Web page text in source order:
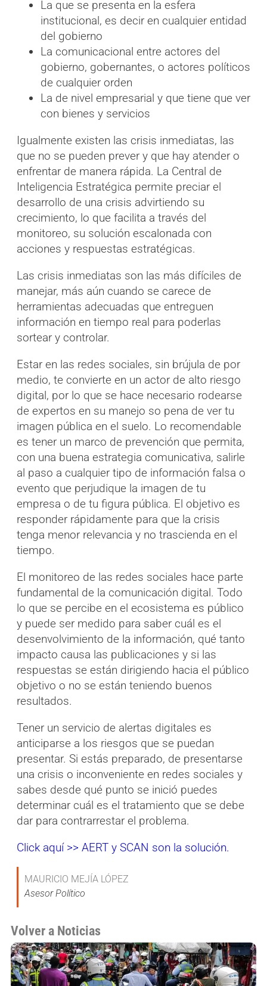
La que se presenta en la esfera
institucional, es decir en cualquier entidad
del gobierno
La comunicacional entre actores del
gobierno, gobernantes, o actores políticos
de cualquier orden
La de nivel empresarial y que tiene que ver
con bienes y servicios
Igualmente existen las crisis inmediatas, las
que no se pueden prever y que hay atender o
enfrentar de manera rápida. La Central de
Inteligencia Estratégica permite preciar el
desarrollo de una crisis advirtiendo su
crecimiento, lo que facilita a través del
monitoreo, su solución escalonada con
acciones y respuestas estratégicas.
Las crisis inmediatas son las más difíciles de
manejar, más aún cuando se carece de
herramientas adecuadas que entreguen
información en tiempo real para poderlas
sortear y controlar.
Estar en las redes sociales, sin brújula de por
medio, te convierte en un actor de alto riesgo
digital, por lo que se hace necesario rodearse
de expertos en su manejo so pena de ver tu
imagen pública en el suelo. Lo recomendable
es tener un marco de prevención que permita,
con una buena estrategia comunicativa, salirle
al paso a cualquier tipo de información falsa o
evento que perjudique la imagen de tu
empresa o de tu figura pública. El objetivo es
responder rápidamente para que la crisis
tenga menor relevancia y no trascienda en el
tiempo.
El monitoreo de las redes sociales hace parte
fundamental de la comunicación digital. Todo
lo que se percibe en el ecosistema es público
y puede ser medido para saber cuál es el
desenvolvimiento de la información, qué tanto
impacto causa las publicaciones y si las
respuestas se están dirigiendo hacia el público
objetivo o no se están teniendo buenos
resultados.
Tener un servicio de alertas digitales es
anticiparse a los riesgos que se puedan
presentar. Si estás preparado, de presentarse
una crisis o inconveniente en redes sociales y
sabes desde qué punto se inició puedes
determinar cuál es el tratamiento que se debe
dar para contrarrestar el problema.
Click aquí >> AERT y SCAN son la solución.
MAURICIO MEJÍA LÓPEZ
Asesor Político
Volver a Noticias